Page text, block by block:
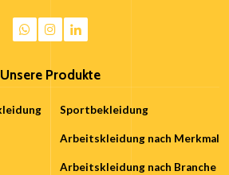
Unsere Produkte
Sportbekleidung
Arbeitskleidung nach Merkmal
Arbeitskleidung nach Branche